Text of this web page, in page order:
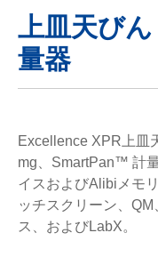
上皿天びん
量器
Excellence XPR上皿
mg、SmartPan™ 計
イスおよびAlibiメモ
ッチスクリーン、
ス、およびLabX。